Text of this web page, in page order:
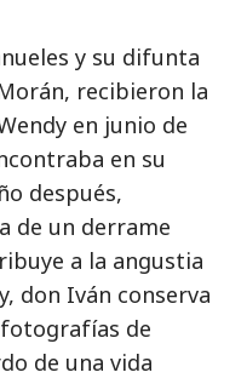
y su difunta
recibieron la
en junio de
en su
después,
de un derrame
a la angustia
don Iván conserva
de
de una vida